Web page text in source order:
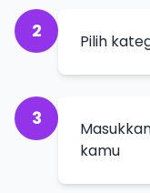
2 Pilih
3
kamu